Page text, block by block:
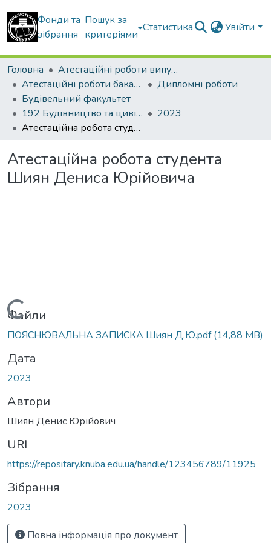
Фонди та
зібрання
Пошук за
критеріями
Статистика Увійти
Головна
Атестаційні роботи випускників
Атестаційні роботи бакалаврів
Дипломні роботи
Будівельний факультет
192 Будівництво та цивільна інженерія. Промислове і цивільне будівництво
2023
Атестаційна робота студента Шиян Дениса Юрійовича
Атестаційна робота студента
Шиян Дениса Юрійовича
Вантажиться...
Файли
ПОЯСНЮВАЛЬНА ЗАПИСКА Шиян Д.Ю.pdf(14,88 MB)
Дата
2023
Автори
Шиян Денис Юрійович
URI
https://repositary.knuba.edu.ua/handle/123456789/11925
Зібрання
2023
Повна інформація про документ